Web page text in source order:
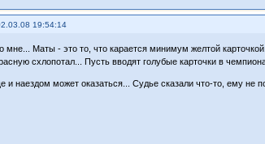
19:54:14
мне... Маты - это то, что карается минимум желтой
схлопотал... Пусть вводят голубые карточки в
наездом может оказаться... Судье сказали что-то, ему не